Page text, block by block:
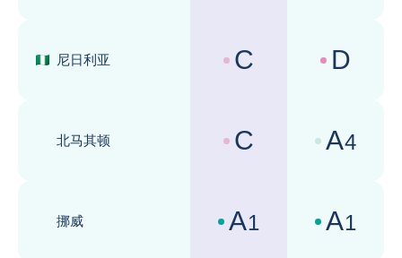
尼日利亚
国家风险评级 :
C 商业环境评级
D
北马其顿
国家风险评级 :
C 商业环境评级
A4
挪威
国家风险评级 :
A1 商业环境评级
A1